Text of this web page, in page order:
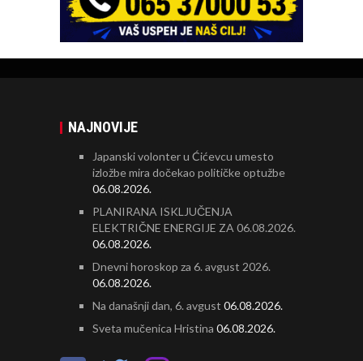
NAJNOVIJE
Japanski volonter u Ćićevcu umesto
izložbe mira dočekao političke optužbe
06.08.2026.
PLANIRANA ISKLJUČENJA
ELEKTRIČNE ENERGIJE ZA 06.08.2026.
06.08.2026.
Dnevni horoskop za 6. avgust 2026.
06.08.2026.
Na današnji dan, 6. avgust 06.08.2026.
Sveta mučenica Hristina 06.08.2026.